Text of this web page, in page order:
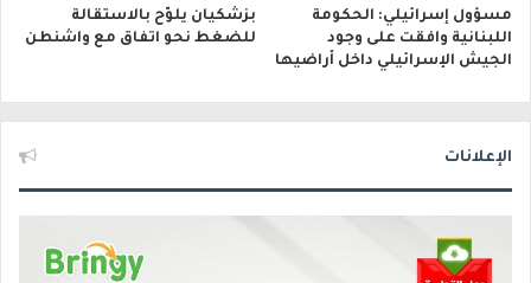
مسؤول إسرائيلي: الحكومة
اللبنانية وافقت على وجود
الجيش الإسرائيلي داخل أراضيها
بزشكيان يلوّح بالاستقالة
للضغط نحو اتفاق مع واشنطن
الإعلانات